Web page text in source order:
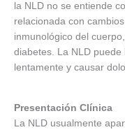
la NLD no se entiende
relacionada con
inmunológico del
diabetes. La NLD
lentamente y causar
Presentación Clínica
La NLD usualmente